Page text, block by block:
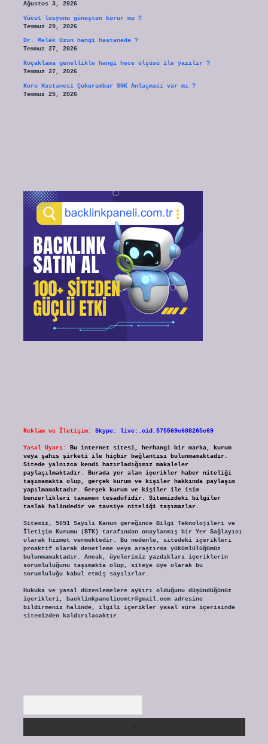
Ağustos 3, 2026
Vücut losyonu güneşten korur mu ?
Temmuz 29, 2026
Dr. Melek Uzun hangi hastanede ?
Temmuz 27, 2026
Koçaklama genellikle hangi hece ölçüsü ile yazılır ?
Temmuz 27, 2026
Koru Hastanesi Çukurambar SGK Anlaşması var mı ?
Temmuz 25, 2026
Reklam ve İletişim: Skype: live:.cid.575569c608265c69
Yasal Uyarı:
Bu internet sitesi, herhangi bir marka, kurum
veya şahıs şirketi ile hiçbir bağlantısı bulunmamaktadır.
Sitede yalnızca kendi hazırladığımız makaleler
paylaşılmaktadır. Burada yer alan içerikler haber niteliği
taşımamakta olup, gerçek kurum ve kişiler hakkında paylaşım
yapılmamaktadır. Gerçek kurum ve kişiler ile isim
benzerlikleri tamamen tesadüfidir. Sitemizdeki bilgiler
taslak halindedir ve tavsiye niteliği taşımazlar.
Sitemiz, 5651 Sayılı Kanun gereğince Bilgi Teknolojileri ve
İletişim Kurumu (BTK) tarafından onaylanmış bir Yer Sağlayıcı
olarak hizmet vermektedir. Bu nedenle, sitedeki içerikleri
proaktif olarak denetleme veya araştırma yükümlülüğümüz
bulunmamaktadır. Ancak, üyelerimiz yazdıkları içeriklerin
sorumluluğunu taşımakta olup, siteye üye olarak bu
sorumluluğu kabul etmiş sayılırlar.
Hukuka ve yasal düzenlemelere aykırı olduğunu düşündüğünüz
içerikleri, backlinkpanelicomtr@gmail.comadresine
bildirmeniz halinde, ilgili içerikler yasal süre içerisinde
sitemizden kaldırılacaktır.